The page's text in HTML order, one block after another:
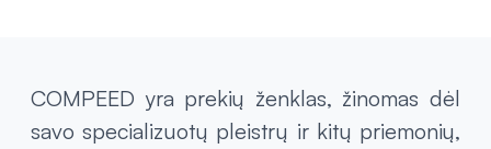
COMPEED yra prekių ženklas, žinomas dėl
savo specializuotų pleistrų ir kitų priemonių,